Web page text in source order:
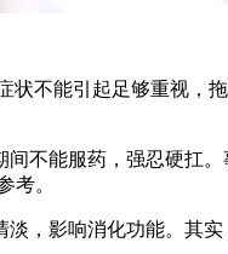
不能引起足够重视
不能服药，强忍硬扛
考。
，影响消化功能。其